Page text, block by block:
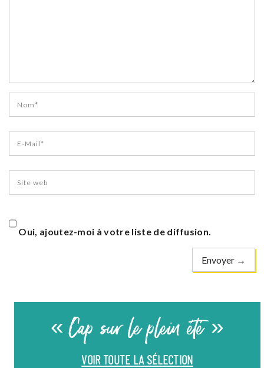
Oui, ajoutez-moi à votre liste de diffusion.
« Cap sur le plein été »
VOIR TOUTE LA SÉLECTION